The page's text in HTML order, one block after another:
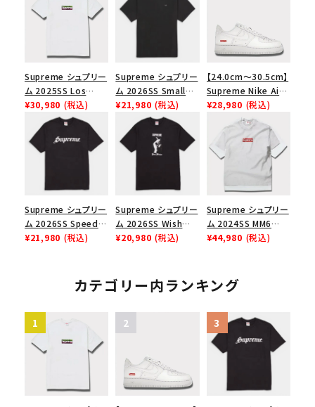
Supreme シュプリー
ム 2025SS Los
Angeles Fire Relief
Box Logo Tee ファ
イヤーリリーフボック
スロゴTシャツ ホワ
¥30,980 (税込)
Supreme シュプリー
ム 2026SS Small
Box Tee スモールボ
ックスTシャツ ブラッ
¥21,980 (税込)
【24.0cm～30.5cm】
Supreme Nike Air
Force 1 Low シュプ
リーム ナイキエアフォ
ース１スニーカー シ
ューズ ホワイト
¥28,980 (税込)
Supreme シュプリー
ム 2026SS Speed
Tee スピードTシャツ
¥21,980 (税込)
Supreme シュプリー
ム 2026SS Wish
Tee ウィッシュTシ
¥20,980 (税込)
Supreme シュプリー
ム 2024SS MM6
Maison Margiela
クスロゴTシャツ ホ
ワイト 白
¥44,980 (税込)
カテゴリー内ランキング